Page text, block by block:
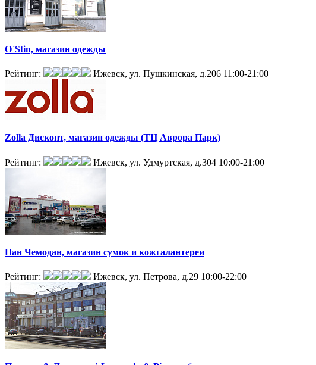
O`Stin, магазин одежды
Рейтинг: Ижевск, ул. Пушкинская, д.206 11:00-21:00
Zolla Дисконт, магазин одежды (ТЦ Аврора Парк)
Рейтинг: Ижевск, ул. Удмуртская, д.304 10:00-21:00
Пан Чемодан, магазин сумок и кожгалантереи
Рейтинг: Ижевск, ул. Петрова, д.29 10:00-22:00